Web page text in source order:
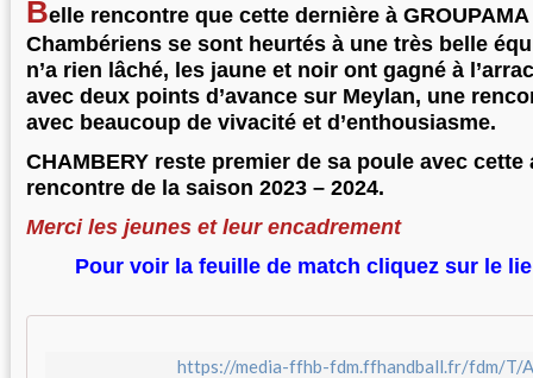
Belle rencontre que cette dernière à GROUPAMA
Chambériens se sont heurtés à une très belle
n’a rien lâché, les jaune et noir ont gagné à
avec deux points d’avance sur Meylan, une
avec beaucoup de vivacité et d’enthousiasme.
CHAMBERY reste premier de sa poule avec cette
rencontre de la saison 2023 – 2024.
Merci les jeunes et leur encadrement
Pour voir la feuille de match cliquez sur le
https://media-ffhb-fdm.ffhandball.fr/fdm/T/